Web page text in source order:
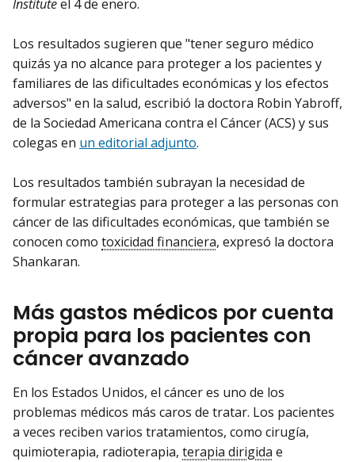
Instituteel 4 de enero.
Los resultados sugieren que "tener seguro médico
quizás ya no alcance para proteger a los pacientes y
familiares de las dificultades económicas y los efectos
adversos" en la salud, escribió la doctora Robin Yabroff,
de la Sociedad Americana contra el Cáncer (ACS) y sus
colegas en un editorial adjunto.
Los resultados también subrayan la necesidad de
formular estrategias para proteger a las personas con
cáncer de las dificultades económicas, que también se
conocen como toxicidad financiera, expresó la doctora
Shankaran.
Más gastos médicos por cuenta
propia para los pacientes con
cáncer avanzado
En los Estados Unidos, el cáncer es uno de los
problemas médicos más caros de tratar. Los pacientes
a veces reciben varios tratamientos, como cirugía,
quimioterapia, radioterapia, terapia dirigida e